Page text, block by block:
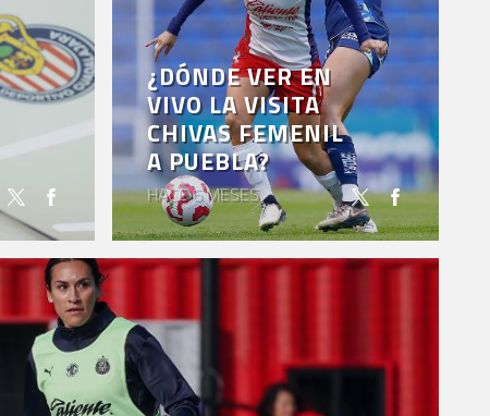
¿DÓNDE VER EN
VIVO LA VISITA
CHIVAS FEMENIL
A PUEBLA?
HACE 6 MESES